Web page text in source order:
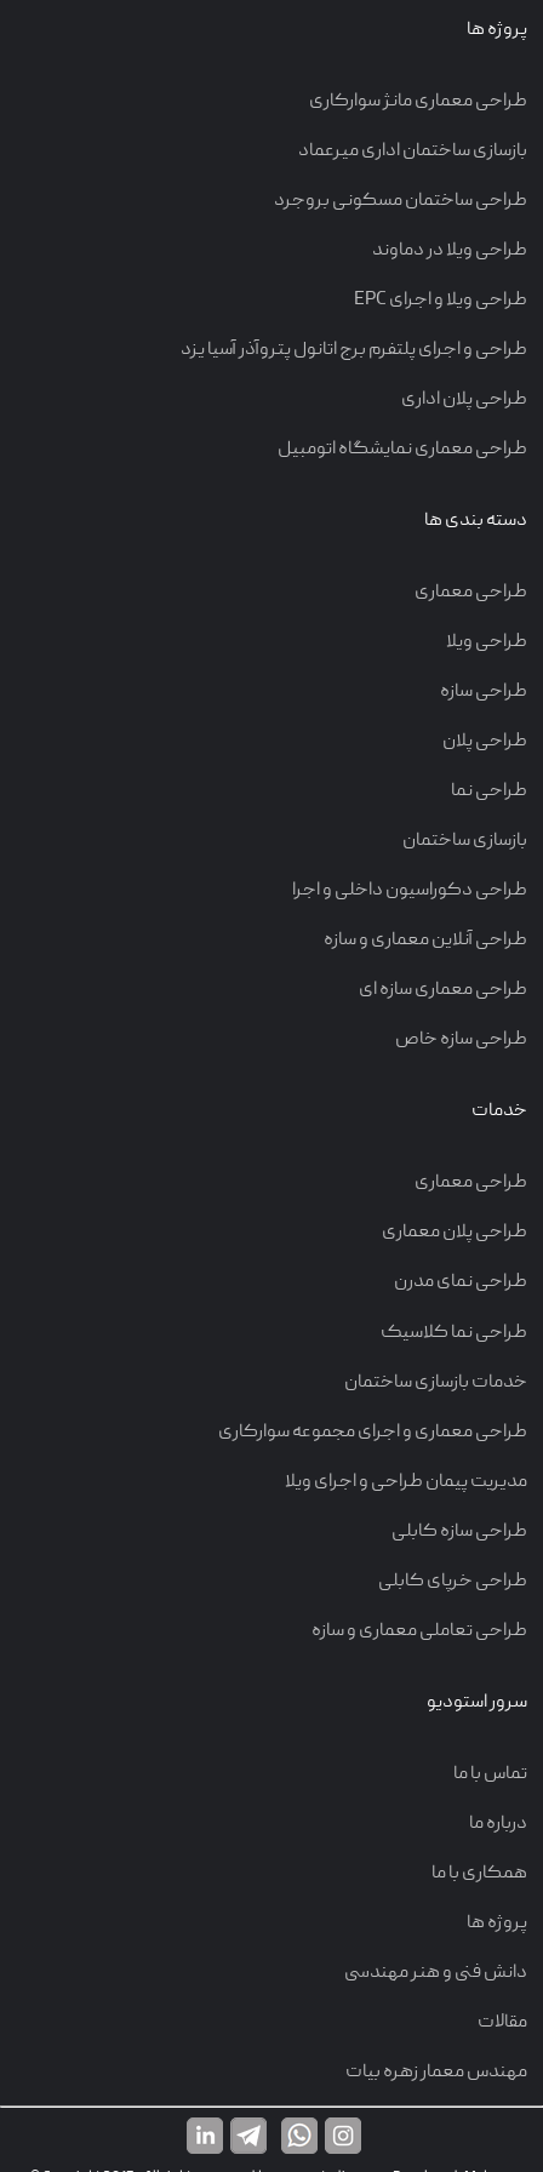
پروژه ها
طراحی معماری مانژ سوارکاری
بازسازی ساختمان اداری میرعماد
طراحی ساختمان مسکونی بروجرد
طراحی ویلا در دماوند
طراحی ویلا و اجرای EPC
طراحی و اجرای پلتفرم برج اتانول پتروآذر آسیا یزد
طراحی پلان اداری
طراحی معماری نمایشگاه اتومبیل
دسته بندی ها
طراحی معماری
طراحی ویلا
طراحی سازه
طراحی پلان
طراحی نما
بازسازی ساختمان
طراحی دکوراسیون داخلی و اجرا
طراحی آنلاین معماری و سازه
طراحی معماری سازه ای
طراحی سازه خاص
خدمات
طراحی معماری
طراحی پلان معماری
طراحی نمای مدرن
طراحی نما کلاسیک
خدمات بازسازی ساختمان
طراحی معماری و اجرای مجموعه سوارکاری
مدیریت پیمان طراحی و اجرای ویلا
طراحی سازه کابلی
طراحی خرپای کابلی
طراحی تعاملی معماری و سازه
سرور استودیو
تماس با ما
درباره ما
همکاری با ما
پروژه ها
دانش فنی و هنر مهندسی
مقالات
مهندس معمار زهره بیات